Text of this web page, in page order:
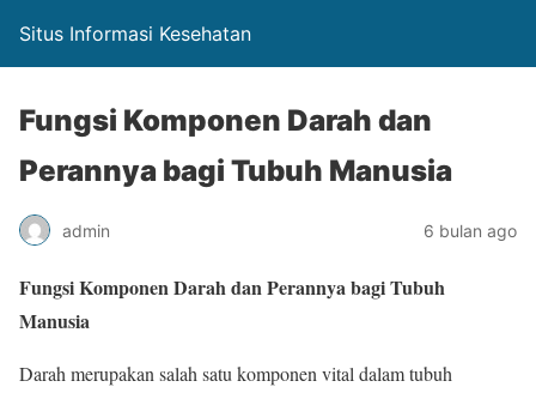
Situs Informasi Kesehatan
Fungsi Komponen Darah dan
Perannya bagi Tubuh Manusia
admin 6 bulan ago
Fungsi Komponen Darah dan Perannya bagi Tubuh
Manusia
Darah merupakan salah satu komponen vital dalam tubuh